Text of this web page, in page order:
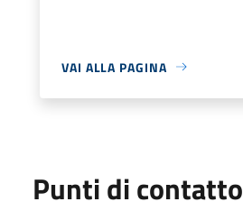
VAI ALLA PAGINA
Punti di contatto